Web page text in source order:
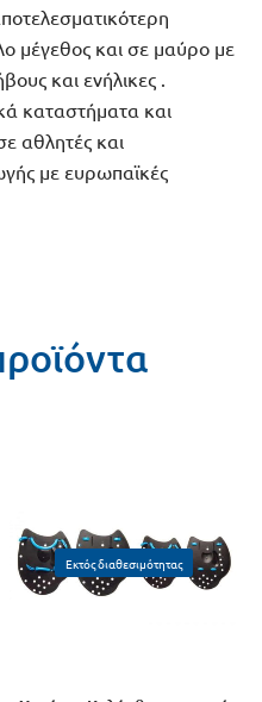
μέγεθος και σε μαύρο με
και ενήλικες .
καταστήματα και
αθλητές και
με ευρωπαϊκές
Εκτός διαθεσιμότητας